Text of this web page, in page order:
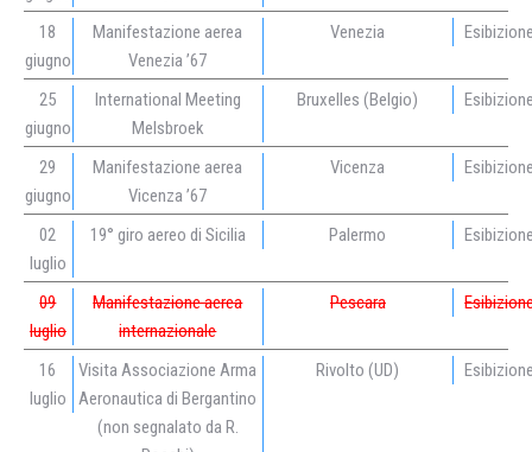
18
giugno
Manifestazione aerea
Venezia ’67
Venezia
25
giugno
International Meeting
Melsbroek
Bruxelles (Belgio)
29
giugno
Manifestazione aerea
Vicenza ’67
Vicenza
02
luglio
19° giro aereo di Sicilia Palermo
09
luglio
Manifestazione aerea
internazionale
Pescara
16
luglio
Visita Associazione Arma
Aeronautica di Bergantino
(non segnalato da R.
Rivolto (UD)